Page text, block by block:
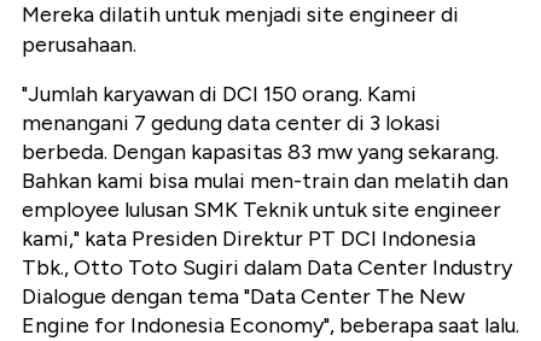
Mereka dilatih untuk menjadi site engineer di
perusahaan.
"Jumlah karyawan di DCI 150 orang. Kami
menangani 7 gedung data center di 3 lokasi
berbeda. Dengan kapasitas 83 mw yang sekarang.
Bahkan kami bisa mulai men-train dan melatih dan
employee lulusan SMK Teknik untuk site engineer
kami," kata Presiden Direktur PT DCI Indonesia
Tbk., Otto Toto Sugiri dalam Data Center Industry
Dialogue dengan tema "Data Center The New
Engine for Indonesia Economy", beberapa saat lalu.